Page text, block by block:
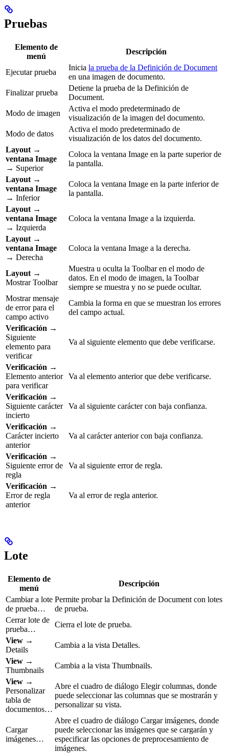
Pruebas
Elemento de
menú
Descripción
Ejecutar prueba
Inicia la prueba de la Definición de Document
en una imagen de documento.
Finalizar prueba
Detiene la prueba de la Definición de
Document.
Modo de imagen
Activa el modo predeterminado de
visualización de la imagen del documento.
Modo de datos
Activa el modo predeterminado de
visualización de los datos del documento.
Layout →
ventana Image
→ Superior
Coloca la ventana Image en la parte superior de
la pantalla.
Layout →
ventana Image
→ Inferior
Coloca la ventana Image en la parte inferior de
la pantalla.
Layout →
ventana Image
→ Izquierda
Coloca la ventana Image a la izquierda.
Layout →
ventana Image
→ Derecha
Coloca la ventana Image a la derecha.
Layout →
Mostrar Toolbar
Muestra u oculta la Toolbar en el modo de
datos. En el modo de imagen, la Toolbar
siempre se muestra y no se puede ocultar.
Mostrar mensaje
de error para el
campo activo
Cambia la forma en que se muestran los errores
del campo actual.
Verificación →
Siguiente
elemento para
verificar
Va al siguiente elemento que debe verificarse.
Verificación →
Elemento anterior
para verificar
Va al elemento anterior que debe verificarse.
Verificación →
Siguiente carácter
incierto
Va al siguiente carácter con baja confianza.
Verificación →
Carácter incierto
anterior
Va al carácter anterior con baja confianza.
Verificación →
Siguiente error de
regla
Va al siguiente error de regla.
Verificación →
Error de regla
anterior
Va al error de regla anterior.
Lote
Elemento de
menú
Descripción
Cambiar a lote
de prueba…
Permite probar la Definición de Document con lotes
de prueba.
Cerrar lote de
prueba…
Cierra el lote de prueba.
View →
Details
Cambia a la vista Detalles.
View →
Thumbnails
Cambia a la vista Thumbnails.
View →
Personalizar
tabla de
documentos…
Abre el cuadro de diálogo Elegir columnas, donde
puede seleccionar las columnas que se mostrarán y
personalizar su vista.
Cargar
imágenes…
Abre el cuadro de diálogo Cargar imágenes, donde
puede seleccionar las imágenes que se cargarán y
especificar las opciones de preprocesamiento de
imágenes.